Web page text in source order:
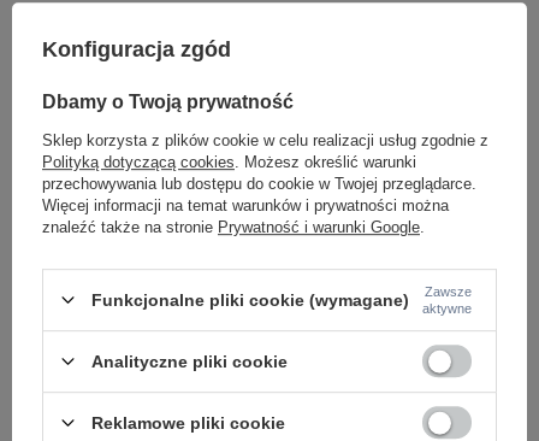
Potrzebujesz pomocy? Masz pytania lub
chcesz lepszą cenę?
Napisz do nas - doradzimy, odpowiemy
szybko i przygotujemy indywidualną ofertę
dopasowaną do Ciebie..
Napisz do nas
Konfiguracja zgód
Dbamy o Twoją prywatność
Sklep korzysta z plików cookie w celu realizacji usług zgodnie z
Polityką dotyczącą cookies . Możesz określić warunki
przechowywania lub dostępu do cookie w Twojej przeglądarce.
Więcej informacji na temat warunków i prywatności można
znaleźć także na stronie Prywatność i warunki Google
Funkcjonalne pliki cookie (wymagane)
Zawsze
aktywne
Analityczne pliki cookie
Reklamowe pliki cookie